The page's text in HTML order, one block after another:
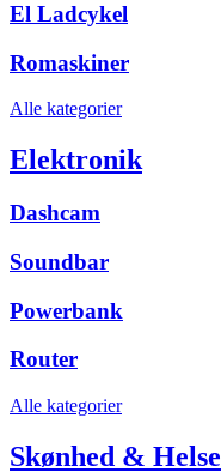
El Ladcykel
Romaskiner
Alle kategorier
Elektronik
Dashcam
Soundbar
Powerbank
Router
Alle kategorier
Skønhed & Helse